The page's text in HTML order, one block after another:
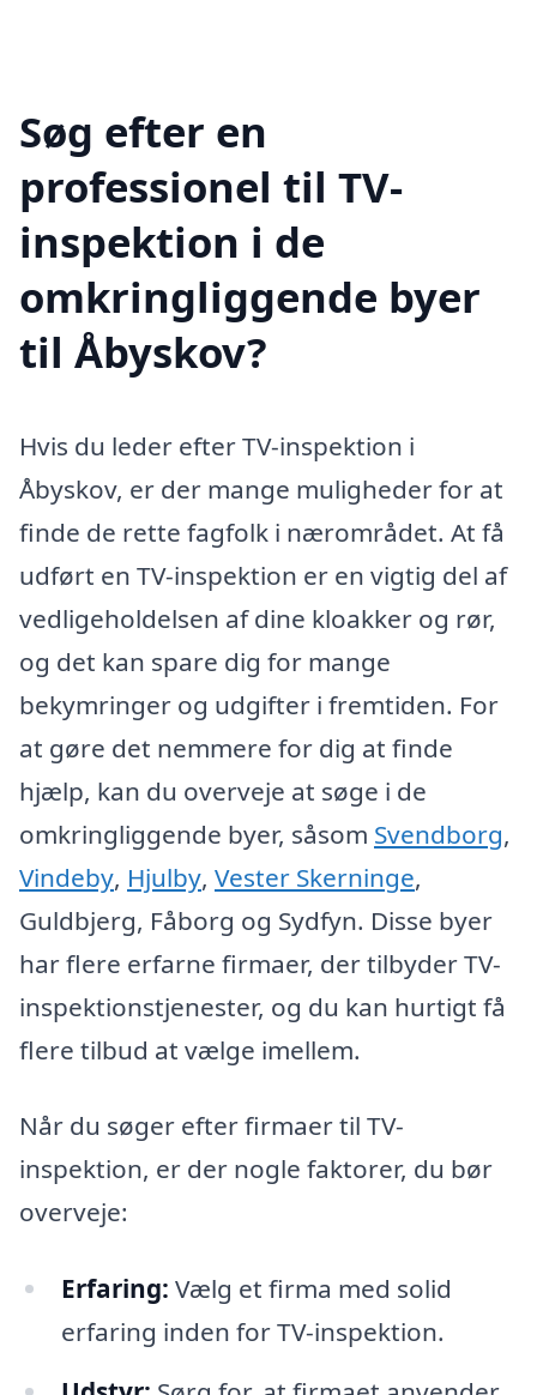
Søg efter en
professionel til TV-
inspektion i de
omkringliggende byer
til Åbyskov?
Hvis du leder efter TV-inspektion i
Åbyskov, er der mange muligheder for at
finde de rette fagfolk i nærområdet. At få
udført en TV-inspektion er en vigtig del af
vedligeholdelsen af dine kloakker og rør,
og det kan spare dig for mange
bekymringer og udgifter i fremtiden. For
at gøre det nemmere for dig at finde
hjælp, kan du overveje at søge i de
omkringliggende byer, såsom Svendborg,
Vindeby, Hjulby, Vester Skerninge,
Guldbjerg, Fåborg og Sydfyn. Disse byer
har flere erfarne firmaer, der tilbyder TV-
inspektionstjenester, og du kan hurtigt få
flere tilbud at vælge imellem.
Når du søger efter firmaer til TV-
inspektion, er der nogle faktorer, du bør
overveje:
Erfaring: Vælg et firma med solid
erfaring inden for TV-inspektion.